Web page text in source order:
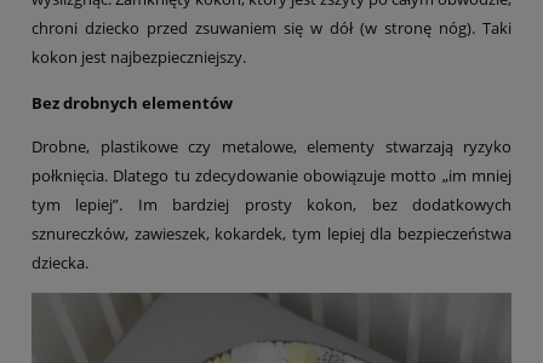
chroni dziecko przed zsuwaniem się w dół (w stronę nóg). Taki
kokon jest najbezpieczniejszy.
Bez drobnych elementów
Drobne, plastikowe czy metalowe, elementy stwarzają ryzyko
połknięcia. Dlatego tu zdecydowanie obowiązuje motto „im mniej
tym lepiej”. Im bardziej prosty kokon, bez dodatkowych
sznureczków, zawieszek, kokardek, tym lepiej dla bezpieczeństwa
dziecka.